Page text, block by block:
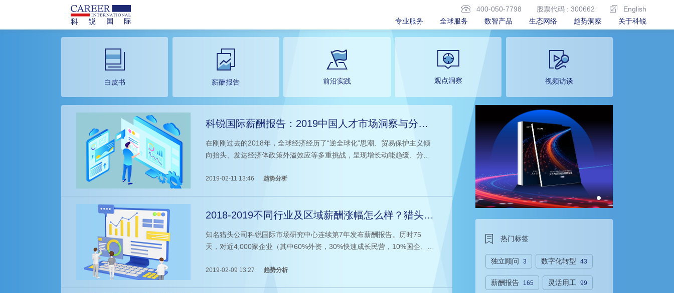
400-050-7798 股票代码 : 300662
English
专业服务
全球服务 数智产品 生态网络 趋势洞察 关于科锐
白皮书 薪酬报告 前沿实践 观点洞察 视频访谈
科锐国际薪酬报告：2019中国人才市场洞察与分析
在刚刚过去的2018年，全球经济经历了“逆全球化”思潮、贸易保护主义倾
向抬头、发达经济体政策外溢效应等多重挑战，呈现增长动能趋缓、分化
研究中心连续第7年发布薪酬报告。历时75天，对近4,000家企业（其中
2019-02-11 13:46 趋势分析
2018-2019不同行业及区域薪酬涨幅怎么样？猎头公
知名猎头公司科锐国际市场研究中心连续第7年发布薪酬报告。历时75
天，对近4,000家企业（其中60%外资，30%快速成长民营，10%国企、政
选人薪资数据进行分析，60余位行业及职能资深顾问专家点评。22个重点
2019-02-09 13:27 趋势分析
热门标签
独立顾问 3 数字化转型 43
薪酬报告 165 灵活用工 99